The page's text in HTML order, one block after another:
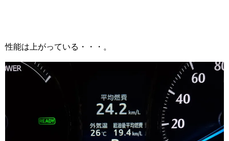
性能は上がっている・・・。